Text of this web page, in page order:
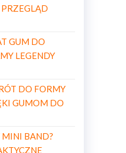
GUM DO
LEGENDY
DO FORMY
GUMOM DO
MINI BAND?